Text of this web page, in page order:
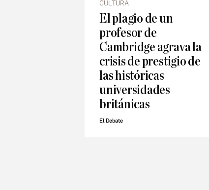
CULTURA
El plagio de un
profesor de
Cambridge agrava la
crisis de prestigio de
las históricas
universidades
británicas
El Debate